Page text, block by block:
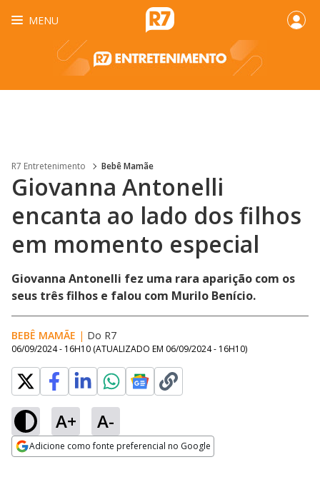
MENU
R7 Entretenimento Bebê Mamãe
Giovanna Antonelli
encanta ao lado dos filhos
em momento especial
Giovanna Antonelli fez uma rara aparição com os
seus três filhos e falou com Murilo Benício.
BEBÊ MAMÃE | Do R7
06/09/2024 - 16H10 (ATUALIZADO EM 06/09/2024 - 16H10)
A+ A-
Adicione como fonte preferencial no Google